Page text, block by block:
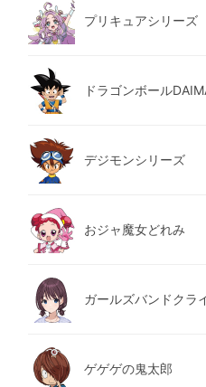
プリキュアシリーズ
ドラゴンボール
デジモンシリーズ
おジャ魔女どれみ
ガールズバンドクラ
ゲゲゲの鬼太郎